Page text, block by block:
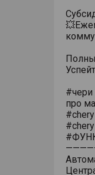
#чери
про